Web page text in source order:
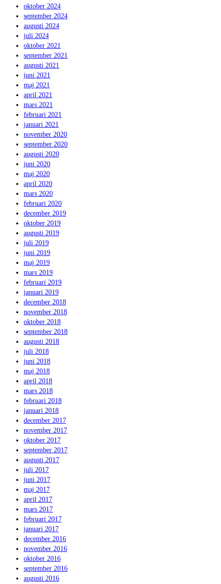
oktober 2024
september 2024
augusti 2024
juli 2024
oktober 2021
september 2021
augusti 2021
juni 2021
maj 2021
april 2021
mars 2021
februari 2021
januari 2021
november 2020
september 2020
augusti 2020
juni 2020
maj 2020
april 2020
mars 2020
februari 2020
december 2019
oktober 2019
augusti 2019
juli 2019
juni 2019
maj 2019
mars 2019
februari 2019
januari 2019
december 2018
november 2018
oktober 2018
september 2018
augusti 2018
juli 2018
juni 2018
maj 2018
april 2018
mars 2018
februari 2018
januari 2018
december 2017
november 2017
oktober 2017
september 2017
augusti 2017
juli 2017
juni 2017
maj 2017
april 2017
mars 2017
februari 2017
januari 2017
december 2016
november 2016
oktober 2016
september 2016
augusti 2016